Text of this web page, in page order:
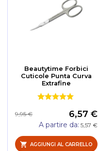
Beautytime Forbici
Cuticole Punta Curva
Extrafine
6,57 €
9,95 €
A partire da 5,57 €
AGGIUNGI AL CARRELLO